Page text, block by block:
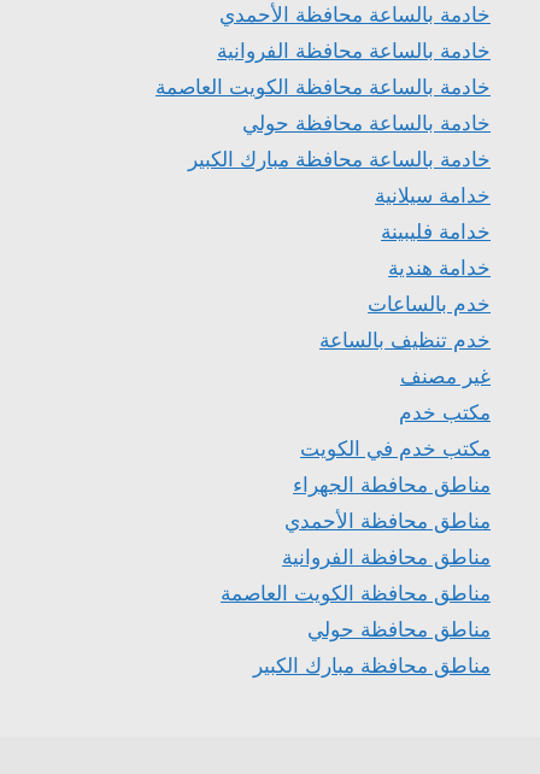
خادمة بالساعة محافظة الأحمدي
خادمة بالساعة محافظة الفروانية
خادمة بالساعة محافظة الكويت العاصمة
خادمة بالساعة محافظة حولي
خادمة بالساعة محافظة مبارك الكبير
خدامة سيلانية
خدامة فليبينة
خدامة هندية
خدم بالساعات
خدم تنظيف بالساعة
غير مصنف
مكتب خدم
مكتب خدم في الكويت
مناطق محافطة الجهراء
مناطق محافظة الأحمدي
مناطق محافظة الفروانية
مناطق محافظة الكويت العاصمة
مناطق محافظة حولي
مناطق محافظة مبارك الكبير